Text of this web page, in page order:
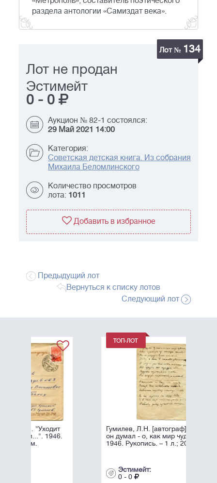
раздела антологии «Самиздат века».
Лот № 134
Лот не продан
Эстимейт
0 - 0
Аукцион № 82-1 состоялся:
29 Май 2021 14:00
Категория:
Советская детская книга. Из собрания
Михаила Беломлинского
Количество просмотров
лота: 1011
Добавить в избранное
Предыдущий лот
Вернуться к списку лотов
Следующий лот
Гумилев, Л.Н. [автограф]. "Глупец,
он думал - о, как мир чудесен...".
1946. Рукопись. – 1 л.; 20х15 см.